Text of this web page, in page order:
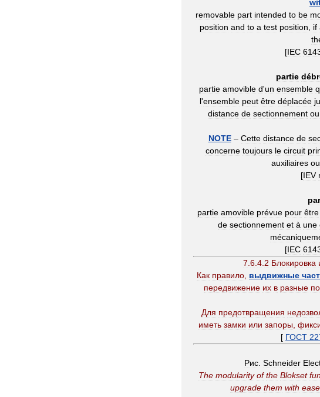
removable part intended to be
position and to a test position if
[IEC
partie
partie amovible d'un ensemble
l'ensemble peut être déplacée
distance de sectionnement ou
NOTE– Cette distance de
concerne toujours le circuit
auxiliaires ou
[IEV
partie amovible prévue pour être
de sectionnement et à une
[IEC
7 6 4 2 Блокировка
Как правило выдвижные
передвижение их в разные
Для предотвращения
иметь замки или запоры
[ ГОСТ
Рис Schneider
The modularity of the Blokset
upgrade them with ease